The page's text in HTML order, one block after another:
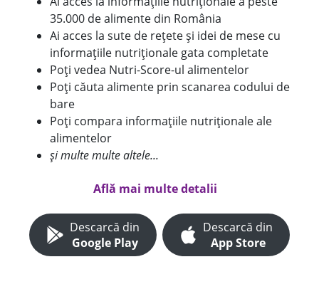
35.000 de alimente din România
Ai acces la sute de rețete și idei de mese cu
informațiile nutriționale gata completate
Poți vedea Nutri-Score-ul alimentelor
Poți căuta alimente prin scanarea codului de
bare
Poți compara informațiile nutriționale ale
alimentelor
și multe multe altele...
Află mai multe detalii
Descarcă din
Google Play
Descarcă din
App Store